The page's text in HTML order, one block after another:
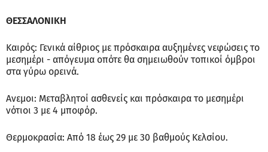
ΘΕΣΣΑΛΟΝΙΚΗ
Καιρός: Γενικά αίθριος με πρόσκαιρα αυξημένες νεφώσεις το
μεσημέρι - απόγευμα οπότε θα σημειωθούν τοπικοί όμβροι
στα γύρω ορεινά.
Ανεμοι: Μεταβλητοί ασθενείς και πρόσκαιρα το μεσημέρι
νότιοι 3 με 4 μποφόρ.
Θερμοκρασία: Από 18 έως 29 με 30 βαθμούς Κελσίου.